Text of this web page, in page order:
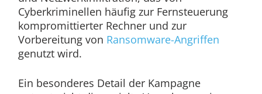
Cyberkriminellen häufig zur Fernsteuerung
kompromittierter Rechner und zur
Vorbereitung von Ransomware-Angriffen
genutzt wird.
Ein besonderes Detail der Kampagne